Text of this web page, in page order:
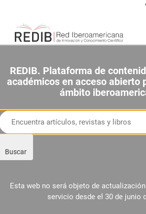
REDIB. Plataforma de
académicos en acceso abierto
ámbito
Buscar
Esta web no será objeto de
servicio desde el 30 de junio